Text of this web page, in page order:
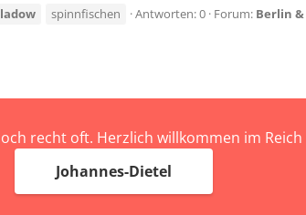
spinnfischen Antworten: 0 Forum: Berlin
recht oft. Herzlich willkommen im
Johannes-Dietel